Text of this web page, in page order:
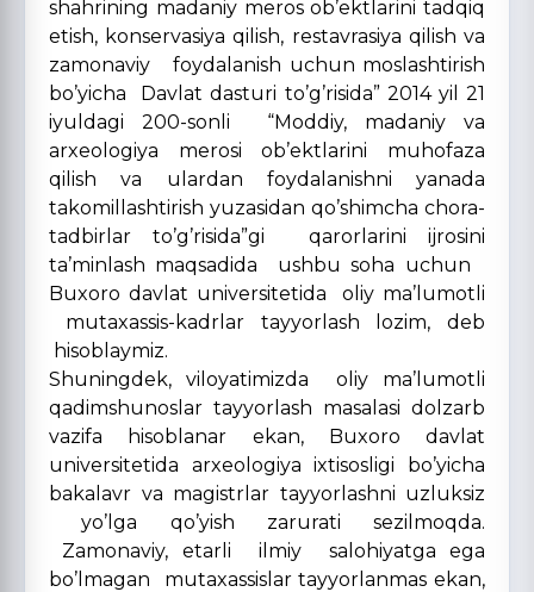
shahrining madaniy meros ob’ektlarini tadqiq
etish, konservasiya qilish, restavrasiya qilish va
zamonaviy foydalanish uchun moslashtirish
bo’yicha Davlat dasturi to’g’risida” 2014 yil 21
iyuldagi 200-sonli “Moddiy, madaniy va
arxeologiya merosi ob’ektlarini muhofaza
qilish va ulardan foydalanishni yanada
takomillashtirish yuzasidan qo’shimcha chora-
tadbirlar to’g’risida”gi qarorlarini ijrosini
ta’minlash maqsadida ushbu soha uchun
Buxoro davlat universitetida oliy ma’lumotli
mutaxassis-kadrlar tayyorlash lozim, deb
hisoblaymiz.
Shuningdek, viloyatimizda oliy ma’lumotli
qadimshunoslar tayyorlash masalasi dolzarb
vazifa hisoblanar ekan, Buxoro davlat
universitetida arxeologiya ixtisosligi bo’yicha
bakalavr va magistrlar tayyorlashni uzluksiz
yo’lga qo’yish zarurati sezilmoqda.
Zamonaviy, etarli ilmiy salohiyatga ega
bo’lmagan mutaxassislar tayyorlanmas ekan,